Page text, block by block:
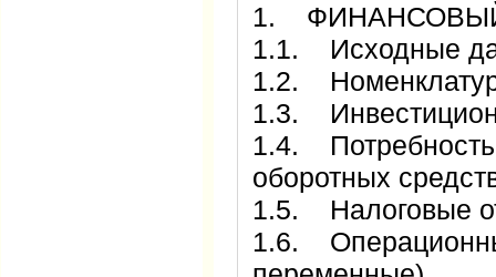
1.
1.1. Исходные
1.2.
1.3.
1.4.
оборотных
1.5. Налоговые
1.6.